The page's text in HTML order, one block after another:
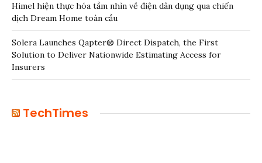
Himel hiện thực hóa tầm nhìn về điện dân dụng qua chiến
dịch Dream Home toàn cầu
Solera Launches Qapter® Direct Dispatch, the First
Solution to Deliver Nationwide Estimating Access for
Insurers
TechTimes